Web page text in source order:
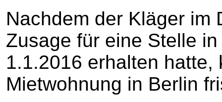
Nachdem der Kläger im
Zusage für eine Stelle
1.1.2016 erhalten hatte,
Mietwohnung in Berlin